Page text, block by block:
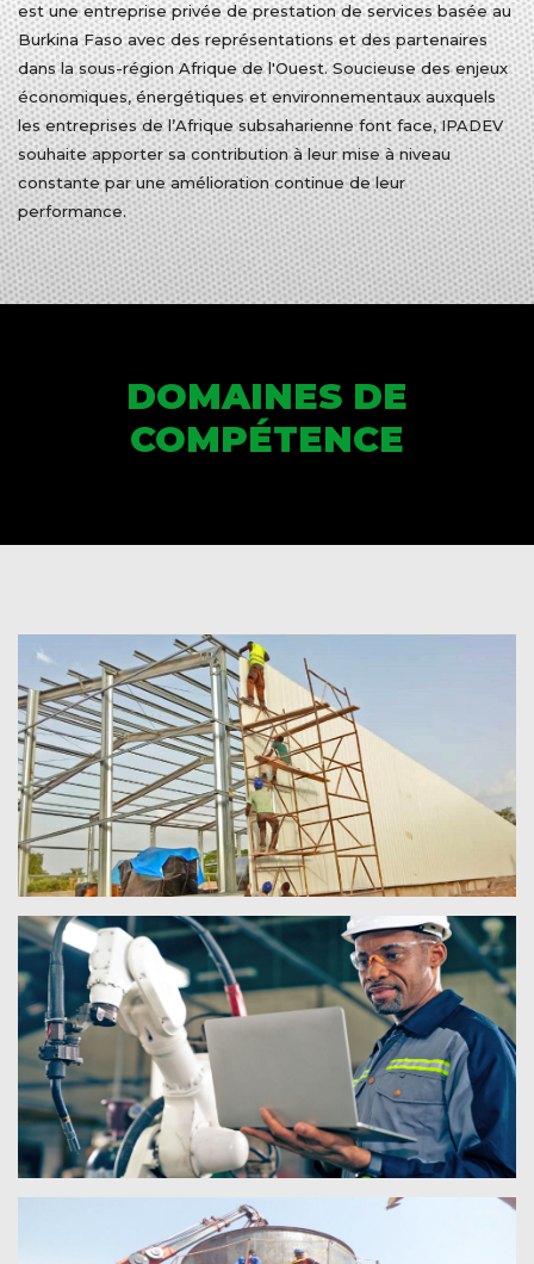
est une entreprise privée de prestation de services basée au
Burkina Faso avec des représentations et des partenaires
dans la sous-région Afrique de l'Ouest. Soucieuse des enjeux
économiques, énergétiques et environnementaux auxquels
les entreprises de l’Afrique subsaharienne font face, IPADEV
souhaite apporter sa contribution à leur mise à niveau
constante par une amélioration continue de leur
performance.
DOMAINES DE
COMPÉTENCE